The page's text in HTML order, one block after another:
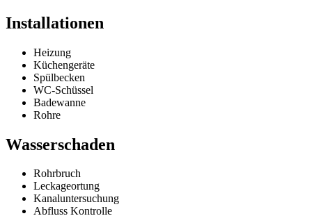
Installationen
Heizung
Küchengeräte
Spülbecken
WC-Schüssel
Badewanne
Rohre
Wasserschaden
Rohrbruch
Leckageortung
Kanaluntersuchung
Abfluss Kontrolle